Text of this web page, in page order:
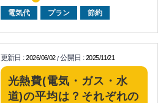
電気代 プラン 節約
更新日 :2026/06/02/公開日 :2025/11/21
光熱費(電気・ガス・水
道)の平均は？それぞれの